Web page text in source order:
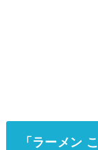
「ラーメン